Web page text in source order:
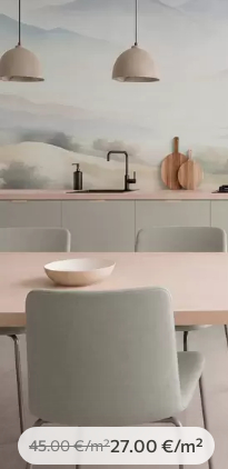
45.00€/m²27.00 €/m²